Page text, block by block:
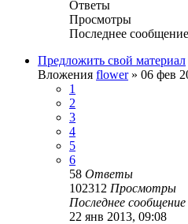
Ответы
Просмотры
Последнее сообщение
Предложить свой материал
Вложения flower» 06 фев
1
2
3
4
5
6
58 Ответы
102312 Просмотры
Последнее сообщение
22 янв 2013, 09:08